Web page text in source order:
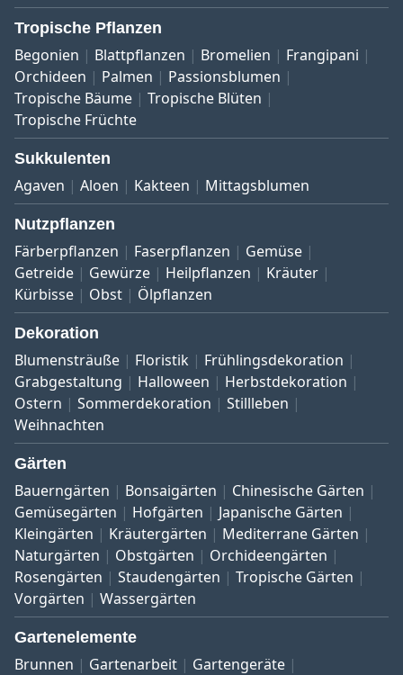
Tropische Pflanzen
Begonien Blattpflanzen Bromelien
Frangipani
Orchideen
Palmen
Passionsblumen
Tropische Bäume
Tropische Blüten
Tropische Früchte
Sukkulenten
Agaven Aloen Kakteen Mittagsblumen
Nutzpflanzen
Färberpflanzen Faserpflanzen
Gemüse
Getreide
Gewürze Heilpflanzen
Kräuter
Kürbisse
Obst Ölpflanzen
Dekoration
Blumensträuße Floristik
Frühlingsdekoration
Grabgestaltung
Halloween
Herbstdekoration
Ostern
Sommerdekoration
Stillleben
Weihnachten
Gärten
Bauerngärten Bonsaigärten
Chinesische Gärten
Gemüsegärten
Hofgärten
Japanische Gärten
Kleingärten
Kräutergärten
Mediterrane Gärten
Naturgärten
Obstgärten
Orchideengärten
Rosengärten
Staudengärten
Tropische Gärten
Vorgärten
Wassergärten
Gartenelemente
Brunnen Gartenarbeit Gartengeräte